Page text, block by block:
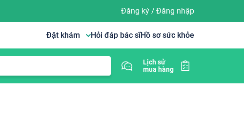
Đăng ký/ Đăng nhập
Đặt khám Hỏi đáp bác sĩHồ sơ sức khỏe
Lịch sử
mua hàng